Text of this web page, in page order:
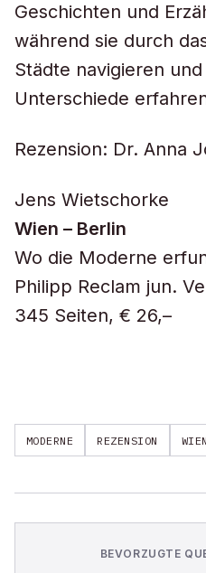
Geschichten und
während sie durch
Städte navigieren
Unterschiede
Rezension: Dr. Anna
Jens Wietschorke
Wien – Berlin
Wo die Moderne
Philipp Reclam jun.
345 Seiten, € 26,–
MODERNE REZENSION WIEN
BEVORZUGTE